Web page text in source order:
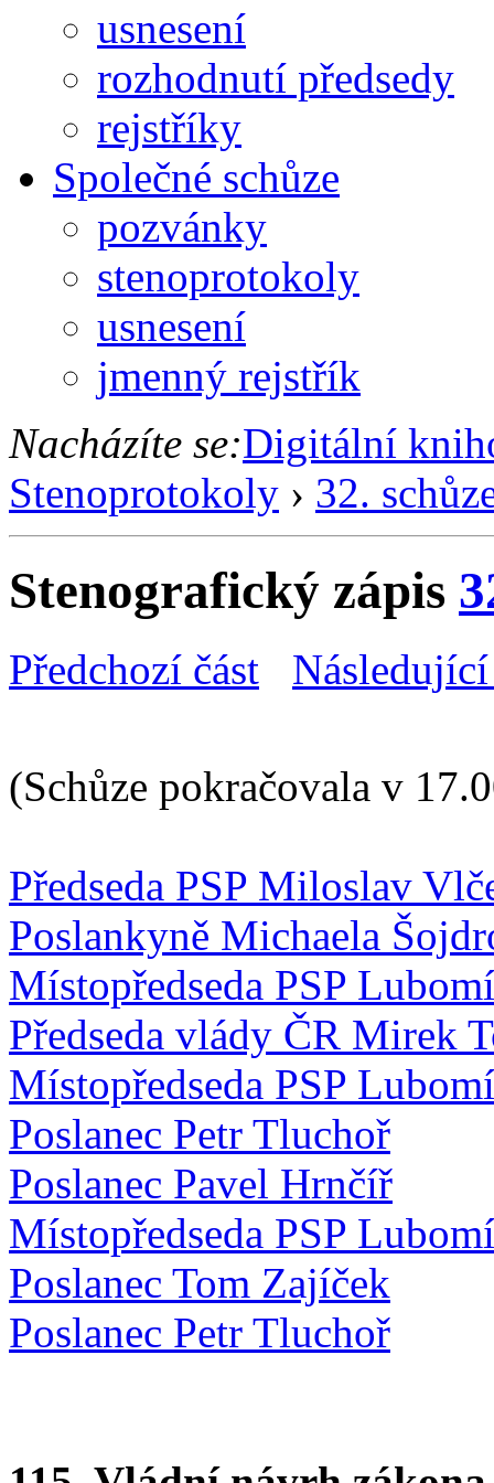
usnesení
rozhodnutí předsedy
rejstříky
Společné schůze
pozvánky
stenoprotokoly
usnesení
jmenný rejstřík
Nacházíte se:Digitální
Stenoprotokoly › 32.
Stenografický zápis
Předchozí část Následující
(Schůze pokračovala v
Předseda PSP Miloslav
Poslankyně Michaela
Místopředseda PSP
Předseda vlády ČR Mirek
Místopředseda PSP
Poslanec Petr Tluchoř
Poslanec Pavel Hrnčíř
Místopředseda PSP
Poslanec Tom Zajíček
Poslanec Petr Tluchoř